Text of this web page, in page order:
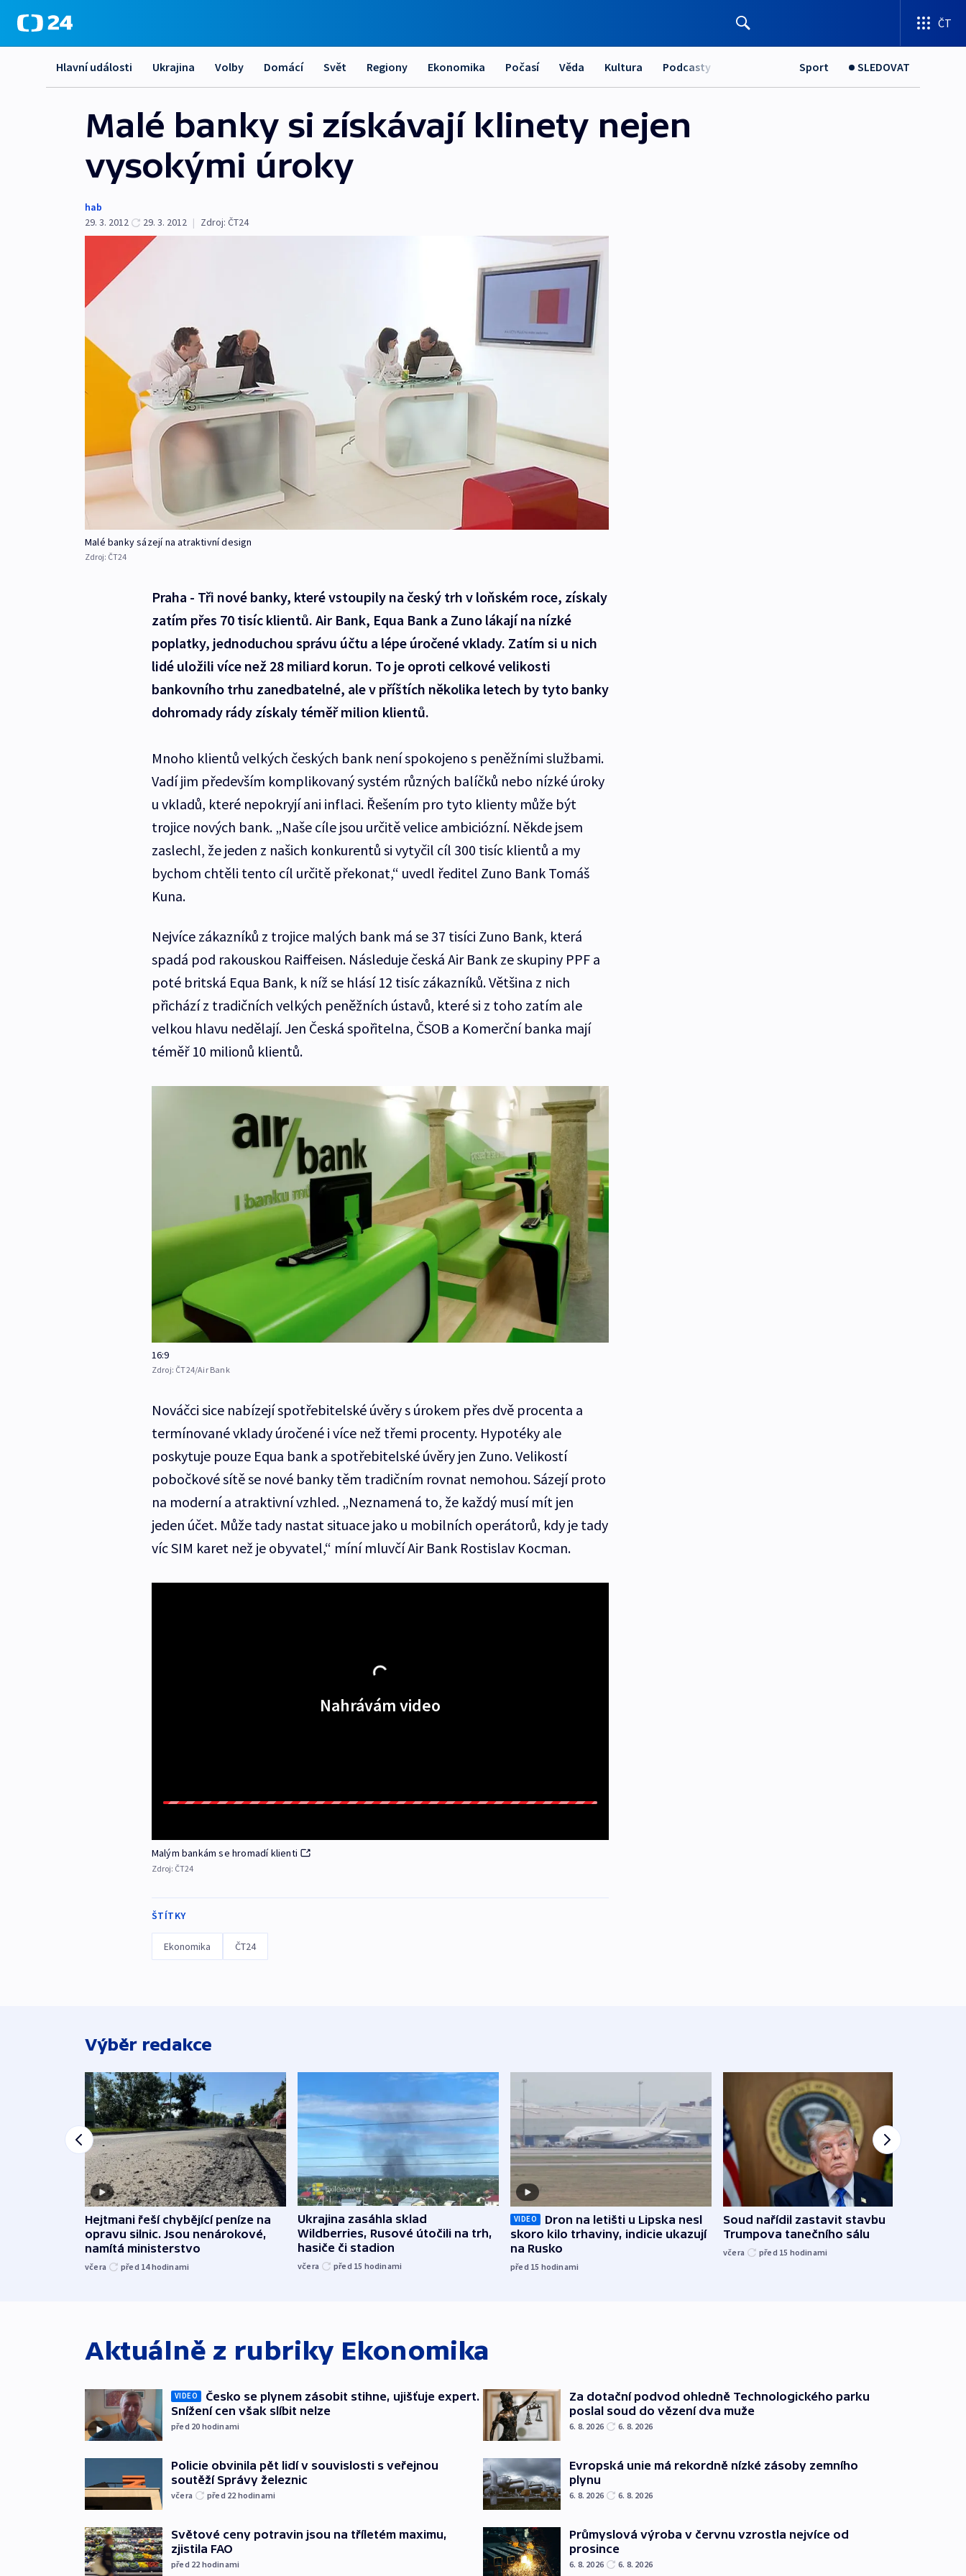
ČT
Hlavní události Ukrajina Volby Domácí Svět Regiony Ekonomika Počasí Věda Kultura Podcasty Sport SLEDOVAT
Malé banky si získávají klinety nejen
vysokými úroky
hab
29. 3. 2012
29. 3. 2012 | Zdroj: ČT24
Malé banky sázejí na atraktivní design
Zdroj: ČT24
Praha - Tři nové banky, které vstoupily na český trh v loňském roce, získaly
zatím přes 70 tisíc klientů. Air Bank, Equa Bank a Zuno lákají na nízké
poplatky, jednoduchou správu účtu a lépe úročené vklady. Zatím si u nich
lidé uložili více než 28 miliard korun. To je oproti celkové velikosti
bankovního trhu zanedbatelné, ale v příštích několika letech by tyto banky
dohromady rády získaly téměř milion klientů.
Mnoho klientů velkých českých bank není spokojeno s peněžními službami.
Vadí jim především komplikovaný systém různých balíčků nebo nízké úroky
u vkladů, které nepokryjí ani inflaci. Řešením pro tyto klienty může být
trojice nových bank. „Naše cíle jsou určitě velice ambiciózní. Někde jsem
zaslechl, že jeden z našich konkurentů si vytyčil cíl 300 tisíc klientů a my
bychom chtěli tento cíl určitě překonat,“ uvedl ředitel Zuno Bank Tomáš
Kuna.
Nejvíce zákazníků z trojice malých bank má se 37 tisíci Zuno Bank, která
spadá pod rakouskou Raiffeisen. Následuje česká Air Bank ze skupiny PPF a
poté britská Equa Bank, k níž se hlásí 12 tisíc zákazníků. Většina z nich
přichází z tradičních velkých peněžních ústavů, které si z toho zatím ale
velkou hlavu nedělají. Jen Česká spořitelna, ČSOB a Komerční banka mají
téměř 10 milionů klientů.
16:9
Zdroj: ČT24/Air Bank
Nováčci sice nabízejí spotřebitelské úvěry s úrokem přes dvě procenta a
termínované vklady úročené i více než třemi procenty. Hypotéky ale
poskytuje pouze Equa bank a spotřebitelské úvěry jen Zuno. Velikostí
pobočkové sítě se nové banky těm tradičním rovnat nemohou. Sázejí proto
na moderní a atraktivní vzhled. „Neznamená to, že každý musí mít jen
jeden účet. Může tady nastat situace jako u mobilních operátorů, kdy je tady
víc SIM karet než je obyvatel,“ míní mluvčí Air Bank Rostislav Kocman.
Nahrávám video
Malým bankám se hromadí klienti
Zdroj: ČT24
ŠTÍTKY
Ekonomika ČT24
Výběr redakce
Hejtmani řeší chybějící peníze na
opravu silnic. Jsou nenárokové,
namítá ministerstvo
včera před 14hodinami
Ukrajina zasáhla sklad
Wildberries, Rusové útočili na trh,
hasiče či stadion
včera před 15 hodinami
VIDEO
Dron na letišti u Lipska nesl
skoro kilo trhaviny, indicie ukazují
na Rusko
před 15 hodinami
Soud nařídil zastavit stavbu
Trumpova tanečního sálu
včera před 15 hodinami
Aktuálně z rubriky Ekonomika
VIDEO
Česko se plynem zásobit stihne, ujišťuje expert.
Snížení cen však slíbit nelze
před 20 hodinami
Policie obvinila pět lidí v souvislosti s veřejnou
soutěží Správy železnic
včera před 22 hodinami
Světové ceny potravin jsou na tříletém maximu,
zjistila FAO
před 22 hodinami
Za dotační podvod ohledně Technologického parku
poslal soud do vězení dva muže
6. 8. 2026 6. 8. 2026
Evropská unie má rekordně nízké zásoby zemního
plynu
6. 8. 2026 6. 8. 2026
Průmyslová výroba v červnu vzrostla nejvíce od
prosince
6. 8. 2026 6. 8. 2026